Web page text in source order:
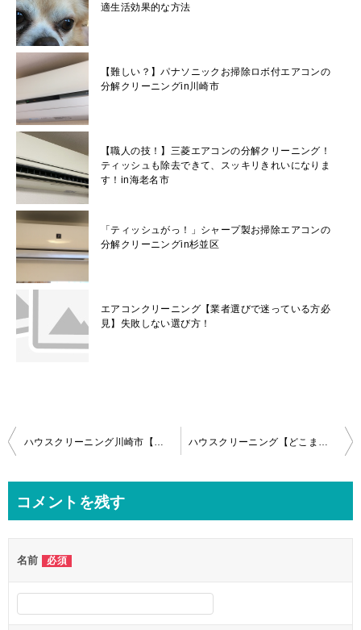
適生活効果的な方法
【難しい？】パナソニックお掃除ロボ付エアコンの
分解クリーニングin川崎市
【職人の技！】三菱エアコンの分解クリーニング！
ティッシュも除去できて、スッキリきれいになりま
す！in海老名市
「ティッシュがっ！」シャープ製お掃除エアコンの
分解クリーニングin杉並区
エアコンクリーニング【業者選びで迷っている方必
見】失敗しない選び方！
投
ビ
ー
シ
ョ
ハウスクリーニング川崎市【日立しろくまくんお掃除機能付きエアコン】分解クリーニング作業内容 ハウスクリーニング【どこまでお掃除する？】お掃除ロボパナソニックエアコンの分解！
コメントを残す
名前 必須